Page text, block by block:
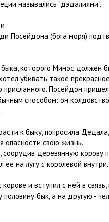
назывались "дэдалиями".
Посейдона (бога моря)
которого Минос должен
убивать такое
присланного. Посейдон
способом: он
к быку, попросила
опасности свою жизнь.
деревянную корову
на лугу с королевой внутри.
и вступил с ней в
бык, а на другую -